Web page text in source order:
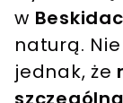
w
naturą.
jednak, że